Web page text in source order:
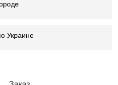
Украине